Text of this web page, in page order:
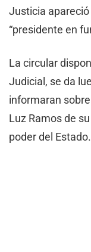
Justicia
“presidente en
La circular
Judicial, se da
informaran
Luz Ramos de
poder del Estado.